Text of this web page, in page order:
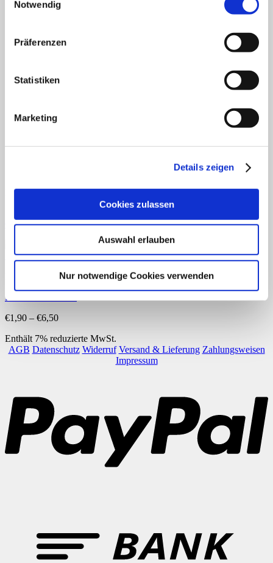
Notwendig
Präferenzen
Statistiken
Marketing
Details zeigen
Cookies zulassen
Auswahl erlauben
Nur notwendige Cookies verwenden
Deutsch
Sachunterricht
Mathematik
Fordern Sie unseren Flyer an
Gratismaterialien
Schnellansicht
Fotobox: Hochzeit
€1,90 – €6,50Preisspanne:
bis
€6,50
Enthält 7% reduzierte MwSt.
AGB Datenschutz Widerruf Versand & Lieferung Zahlungsweisen
Impressum